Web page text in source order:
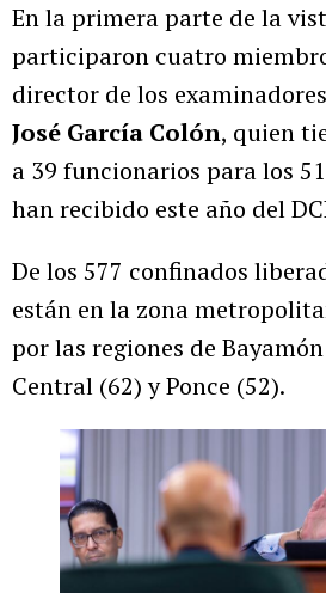
En la primera parte de la
participaron cuatro
director de los
José García Colón, quien
a 39 funcionarios para los
han recibido este año del
De los 577 confinados
están en la zona
por las regiones de
Central (62) y Ponce (52).